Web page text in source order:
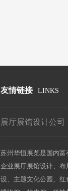
友情链接 LINKS
展厅展馆设计公司
苏州华恒展览是国内
企业展厅展馆设计、
设、主题文化公园、红